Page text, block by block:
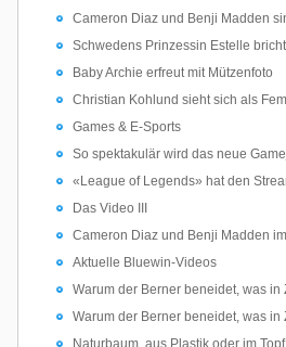
Cameron Diaz und Benji Madden
Schwedens Prinzessin Estelle
Baby Archie erfreut mit Mützenfoto
Christian Kohlund sieht sich als
Games & E-Sports
So spektakulär wird das neue
«League of Legends» hat den
Das Video III
Cameron Diaz und Benji Madden
Aktuelle Bluewin-Videos
Warum der Berner beneidet, was
Warum der Berner beneidet, was
Naturbaum, aus Plastik oder im